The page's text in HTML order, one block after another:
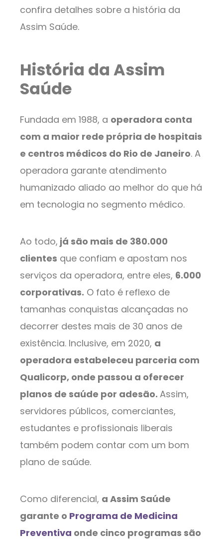
confira detalhes sobre a história da
Assim Saúde.
História da Assim
Saúde
Fundada em 1988, a operadora conta
com a maior rede própria de hospitais
e centros médicos do Rio de Janeiro. A
operadora garante atendimento
humanizado aliado ao melhor do que há
em tecnologia no segmento médico.
Ao todo, já são mais de 380.000
clientes que confiam e apostam nos
serviços da operadora, entre eles, 6.000
corporativas. O fato é reflexo de
tamanhas conquistas alcançadas no
decorrer destes mais de 30 anos de
existência. Inclusive, em 2020, a
operadora estabeleceu parceria com
Qualicorp, onde passou a oferecer
planos de saúde por adesão. Assim,
servidores públicos, comerciantes,
estudantes e profissionais liberais
também podem contar com um bom
plano de saúde.
Como diferencial, a Assim Saúde
garante o Programa de Medicina
Preventiva onde cinco programas são